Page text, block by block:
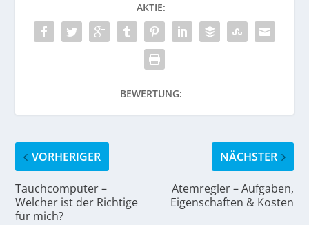
AKTIE:
BEWERTUNG:
VORHERIGER
Tauchcomputer –
Welcher ist der Richtige
für mich?
NÄCHSTER
Atemregler – Aufgaben,
Eigenschaften & Kosten